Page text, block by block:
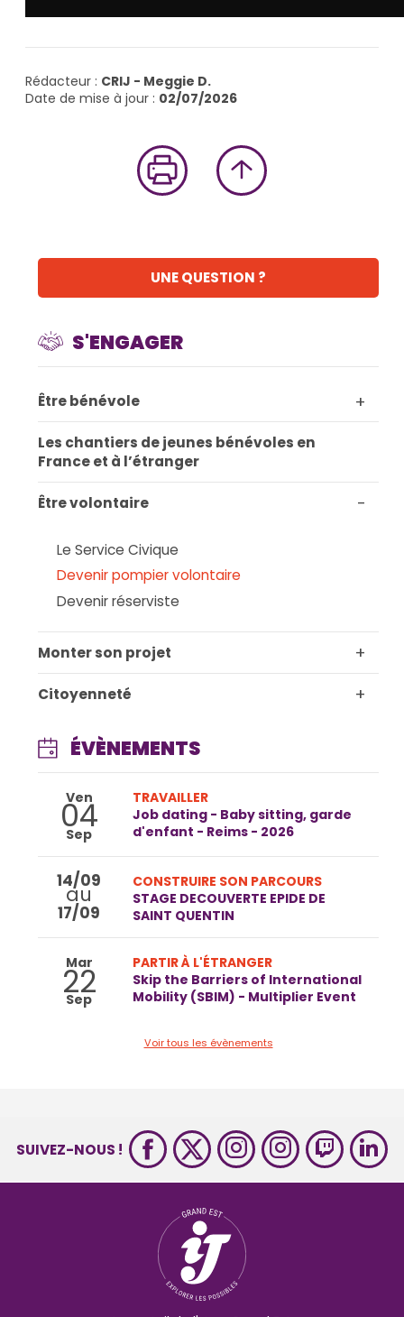
Rédacteur : CRIJ - Meggie D.
Date de mise à jour : 02/07/2026
UNE QUESTION ?
S'ENGAGER
+
Être bénévole
Les chantiers de jeunes bénévoles en
France et à l’étranger
-
Être volontaire
Le Service Civique
Devenir pompier volontaire
Devenir réserviste
+
Monter son projet
+
Citoyenneté
ÉVÈNEMENTS
Ven
04
Sep
TRAVAILLER
Job dating - Baby sitting, garde
d'enfant - Reims - 2026
14/09
au
17/09
CONSTRUIRE SON PARCOURS
STAGE DECOUVERTE EPIDE DE
SAINT QUENTIN
Mar
22
Sep
PARTIR À L'ÉTRANGER
Skip the Barriers of International
Mobility (SBIM) - Multiplier Event
Voir tous les évènements
SUIVEZ-NOUS !